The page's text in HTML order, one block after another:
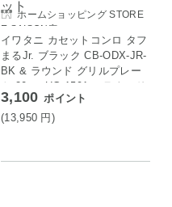
ホームショッピング STORE
E SAISON店
イワタニ カセットコンロ タフ
まるJr. ブラック CB-ODX-JR-
BK & ラウンド グリルプレー
ト 20cm UG-1591 & ラウンド
グリルバッグ 20cm用 UG-158
7 & パール金属 鉄製ミニ五徳
3,100 ポイント
(13,950 円)